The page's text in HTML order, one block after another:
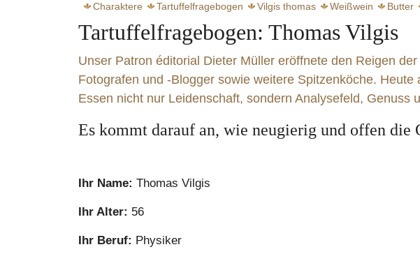
Charaktere Tartuffelfragebogen Vilgis thomas Weißwein Butter
Tartuffelfragebogen: Thomas Vilgis
Unser Patron éditorial Dieter Müller eröffnete den Reigen
Fotografen und -Blogger sowie weitere Spitzen­köche.
Essen nicht nur Leiden­schaft, sondern Analysefeld, Genuss
Es kommt darauf an, wie neugierig und offen die
Ihr Name: Thomas Vilgis
Ihr Alter: 56
Ihr Beruf: Physiker
Zart schwebender
weiter